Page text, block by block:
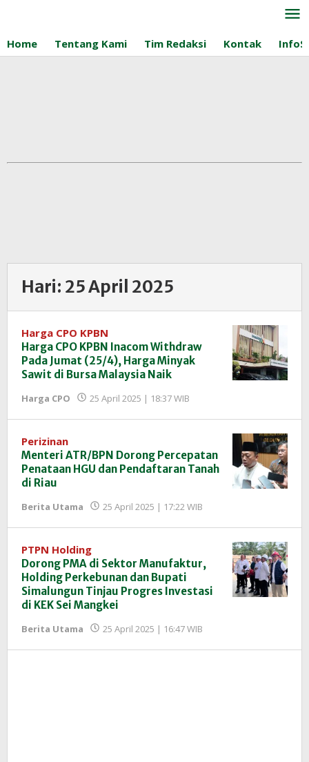
konten
Home Tentang Kami Tim Redaksi Kontak
Hari: 25 April 2025
Harga CPO KPBN
Harga CPO KPBN Inacom Withdraw
Pada Jumat (25/4), Harga Minyak
Sawit di Bursa Malaysia Naik
Harga CPO 25 April 2025 | 18:37 WIB
InfoSAWIT
Perizinan
Menteri ATR/BPN Dorong Percepatan
Penataan HGU dan Pendaftaran Tanah
di Riau
Berita Utama 25 April 2025 | 17:22 WIB
InfoSAWIT
PTPN Holding
Dorong PMA di Sektor Manufaktur,
Holding Perkebunan dan Bupati
Simalungun Tinjau Progres Investasi
di KEK Sei Mangkei
Berita Utama 25 April 2025 | 16:47 WIB
InfoSAWIT